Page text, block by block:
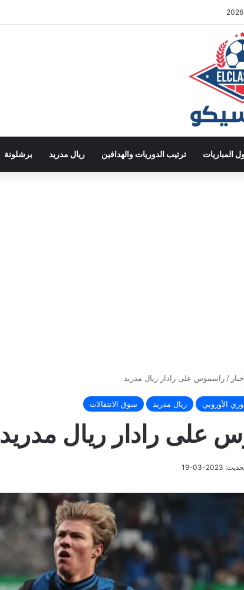
المباريات ترتيب الدوريات والهدافين ريال مدريد برشلونة
/ راسموس على رادار ريال مدريد
الأوروبي ريال مدريد سوق الانتقالات
على رادار ريال مدريد
2023-03-19